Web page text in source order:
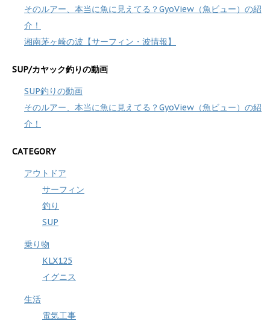
そのルアー、本当に魚に見えてる？GyoView（魚ビュー）の紹
介！
湘南茅ヶ崎の波【サーフィン・波情報】
SUP/カヤック釣りの動画
SUP釣りの動画
そのルアー、本当に魚に見えてる？GyoView（魚ビュー）の紹
介！
CATEGORY
アウトドア
サーフィン
釣り
SUP
乗り物
KLX125
イグニス
生活
電気工事